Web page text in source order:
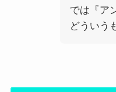
では『ア
どういう